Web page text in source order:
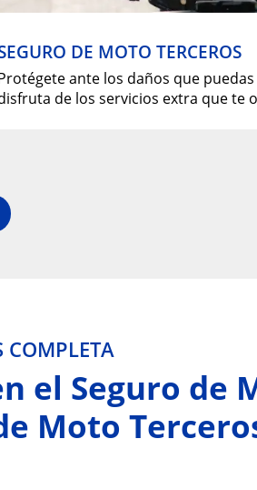
DE MOTO TERCEROS
ante los daños que
de los servicios extra que te
COMPLETA
el Seguro de
Moto